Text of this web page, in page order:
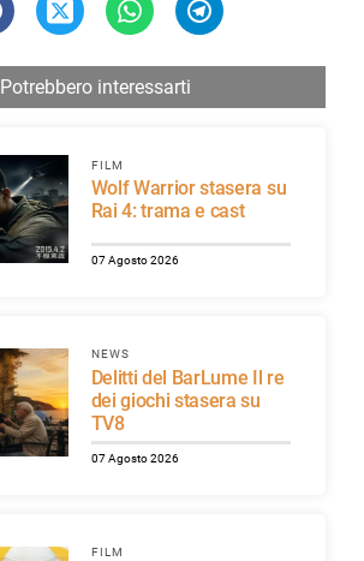
Potrebbero interessarti
FILM
Wolf Warrior stasera su
Rai 4: trama e cast
07 Agosto 2026
NEWS
Delitti del BarLume Il re
dei giochi stasera su
TV8
07 Agosto 2026
FILM